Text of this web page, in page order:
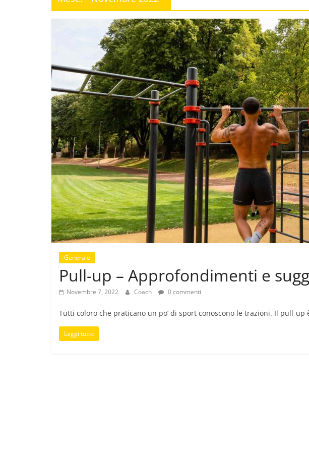
Generale
Pull-up – Approfondimenti e
Novembre 7, 2022 Coach 0 commenti
Tutti coloro che praticano un po’ di sport conoscono le trazioni. Il pull-
Leggi tutto